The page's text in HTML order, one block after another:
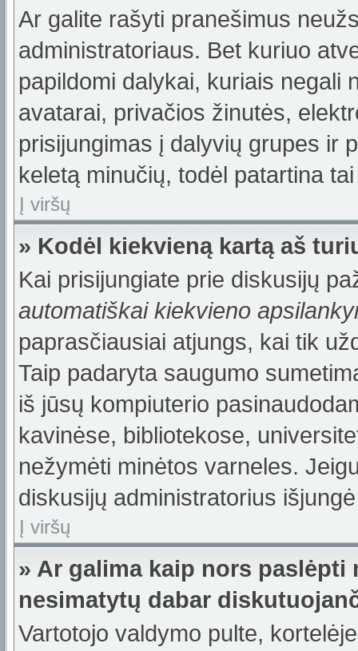
Ar galite rašyti pranešimus
administratoriaus. Bet kuriuo
papildomi dalykai, kuriais negali
avatarai, privačios žinutės,
prisijungimas į dalyvių grupes ir
keletą minučių, todėl patartina
Į viršų
» Kodėl kiekvieną kartą aš
Kai prisijungiate prie diskusijų
automatiškai kiekvieno
paprasčiausiai atjungs, kai tik
Taip padaryta saugumo
iš jūsų kompiuterio
kavinėse, bibliotekose,
nežymėti minėtos varneles.
diskusijų administratorius
Į viršų
» Ar galima kaip nors
nesimatytų dabar
Vartotojo valdymo pulte,